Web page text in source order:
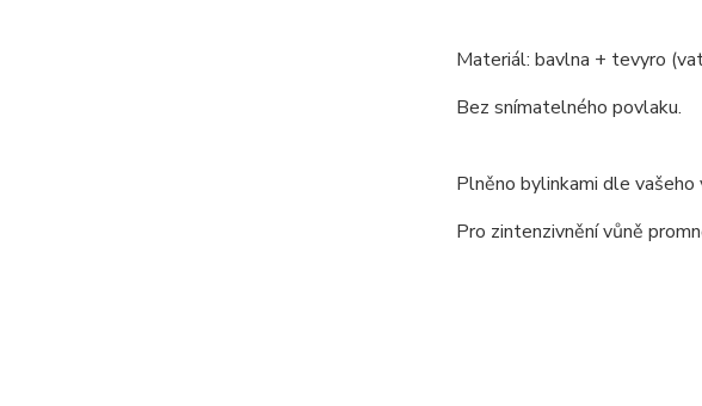
Materiál: bavlna + tevyro
Bez snímatelného povlaku.
Plněno bylinkami dle vašeho
Pro zintenzivnění vůně